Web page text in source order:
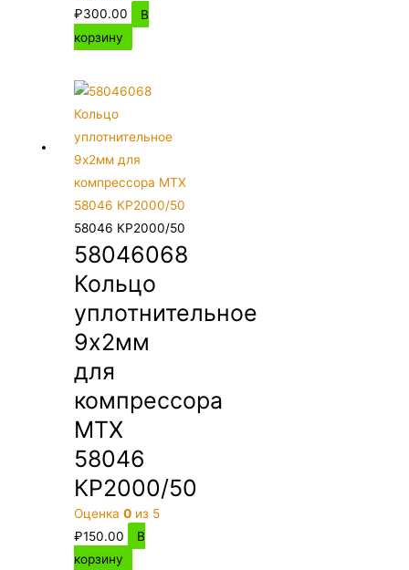
₽300.00
В
корзину
58046 КР2000/50
58046068
Кольцо
уплотнительное
9х2мм
для
компрессора
MTX
58046
КР2000/50
Оценка0 из 5
₽150.00
В
корзину